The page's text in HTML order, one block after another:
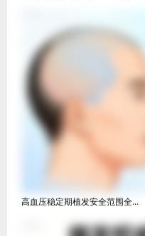
高血压稳定期植发安全范围全...